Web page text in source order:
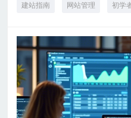
建站指南 网站管理 初学